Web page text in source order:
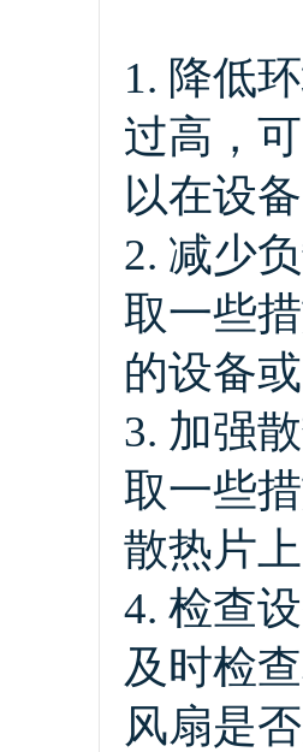
1. 降低
过高，
以在设
2. 减少
取一些
的设备
3. 加强
取一些
散热片
4. 检查
及时检
风扇是